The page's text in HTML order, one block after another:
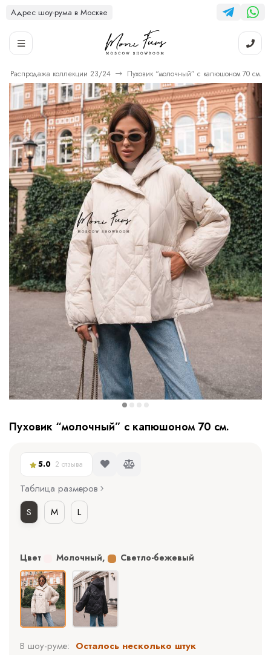
Адрес шоу-рума в Москве
Распродажа коллекции 23/24 Пуховик “молочный” с капюшоном 70 см.
Пуховик “молочный” с капюшоном 70 см.
5.0 2 отзыва
Таблица размеров
S
M L
Цвет Молочный, Светло-бежевый
В шоу-руме: Осталось несколько штук